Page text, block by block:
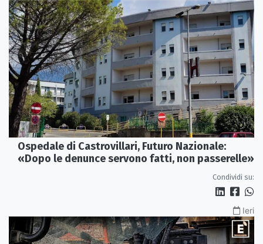
Ospedale di Castrovillari, Futuro Nazionale:
«Dopo le denunce servono fatti, non passerelle»
Condividi su:
Ieri